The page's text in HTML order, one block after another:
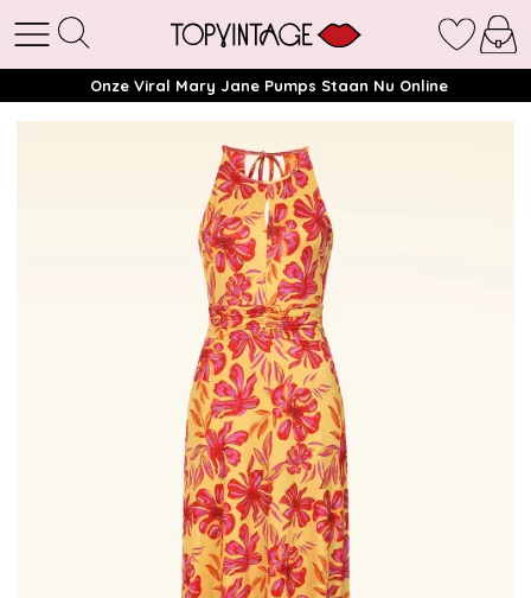
Onze Viral Mary Jane Pumps Staan Nu Online